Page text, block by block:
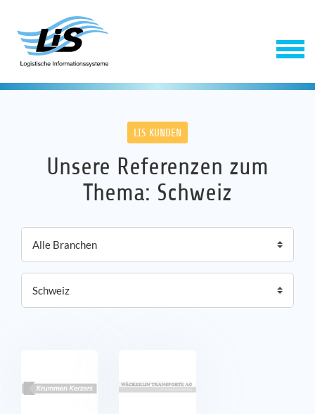
Software
Service
Unternehmen
Referenzen
LIS KUNDEN
Unsere Referenzen zum
Thema: Schweiz